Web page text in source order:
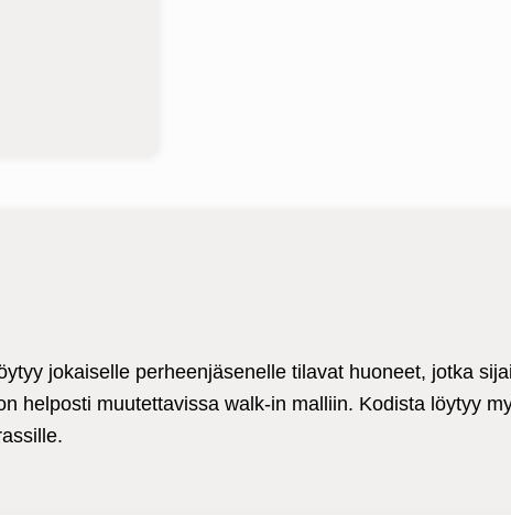
jokaiselle perheenjäsenelle tilavat huoneet, jotka
helposti muutettavissa walk-in malliin. Kodista löytyy